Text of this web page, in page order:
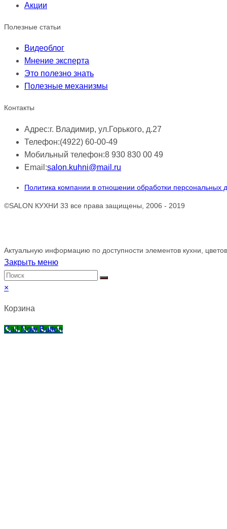
Акции
Полезные статьи
Видеоблог
Мнение эксперта
Это полезно знать
Полезные механизмы
Контакты
Адрес:г. Владимир, ул.Горького, д.27
Телефон:(4922) 60-00-49
Мобильный телефон:8 930 830 00 49
Email:salon.kuhni@mail.ru
Политика компании в отношении обработки персональных
©SALON КУХНИ 33 все права защищены, 2006 - 2019
Актуальную информацию по доступности элементов кухни,
Закрыть меню
×
Корзина
Call Now Button